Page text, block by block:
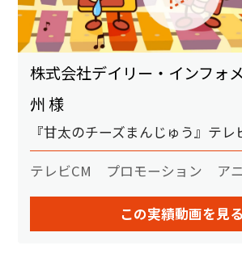
株式会社デイリー・インフォ
州 様
『甘太のチーズまんじゅう』テレ
テレビCM プロモーション ア
この実績動画を見る